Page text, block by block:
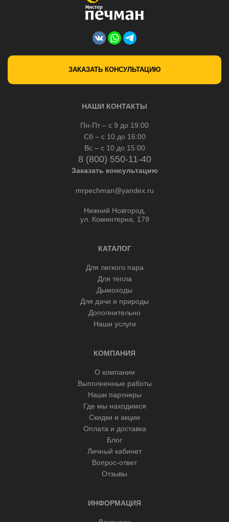
ЗАКАЗАТЬ КОНСУЛЬТАЦИЮ
НАШИ КОНТАКТЫ
Пн-Пт – с 9 до 19:00
Сб – с 10 до 16:00
Вс – с 10 до 15:00
8 (800) 550-11-40
Заказать консультацию
mrpechman@yandex.ru
Нижний Новгород,
ул. Коминтерна, 179
КАТАЛОГ
Для легкого пара
Для тепла
Дымоходы
Для дачи и природы
Дополнительно
Наши услуги
КОМПАНИЯ
О компании
Выполненные работы
Наши партнеры
Где мы находимся
Скидки и акции
Оплата и доставка
Блог
Личный кабинет
Вопрос-ответ
Отзывы
ИНФОРМАЦИЯ